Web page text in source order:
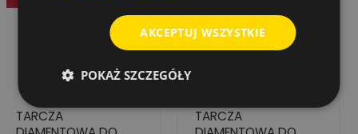
TARCZA
TARCZA
AKCEPTUJ WSZYSTKIE
POKAŻ SZCZEGÓŁY